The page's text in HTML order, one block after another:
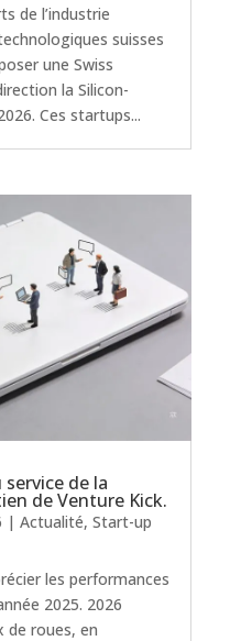
de l’industrie
suisses
une Swiss
la Silicon-
Ces startups...
service de la
de Venture Kick.
| Actualité, Start-up
les performances
2025. 2026
de roues, en